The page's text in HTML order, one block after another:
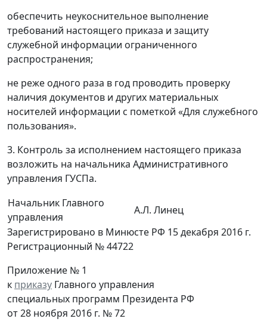
обеспечить неукоснительное выполнение
требований настоящего приказа и защиту
служебной информации ограниченного
распространения;
не реже одного раза в год проводить проверку
наличия документов и других материальных
носителей информации с пометкой «Для служебного
пользования».
3. Контроль за исполнением настоящего приказа
возложить на начальника Административного
управления ГУСПа.
Начальник Главного
управления
А.Л. Линец
Зарегистрировано в Минюсте РФ 15 декабря 2016 г.
Регистрационный № 44722
Приложение № 1
к приказу Главного управления
специальных программ Президента РФ
от 28 ноября 2016 г. № 72